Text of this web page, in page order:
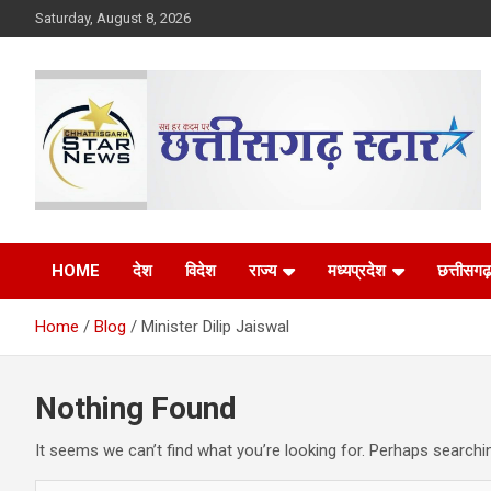
to
Saturday, August 8, 2026
Chhattisgarh Star
HOME देश विदेश राज्य मध्यप्रदेश छत्तीसगढ़
Home Blog Minister Dilip Jaiswal
Nothing Found
It seems we can’t find what you’re looking for. Perhaps